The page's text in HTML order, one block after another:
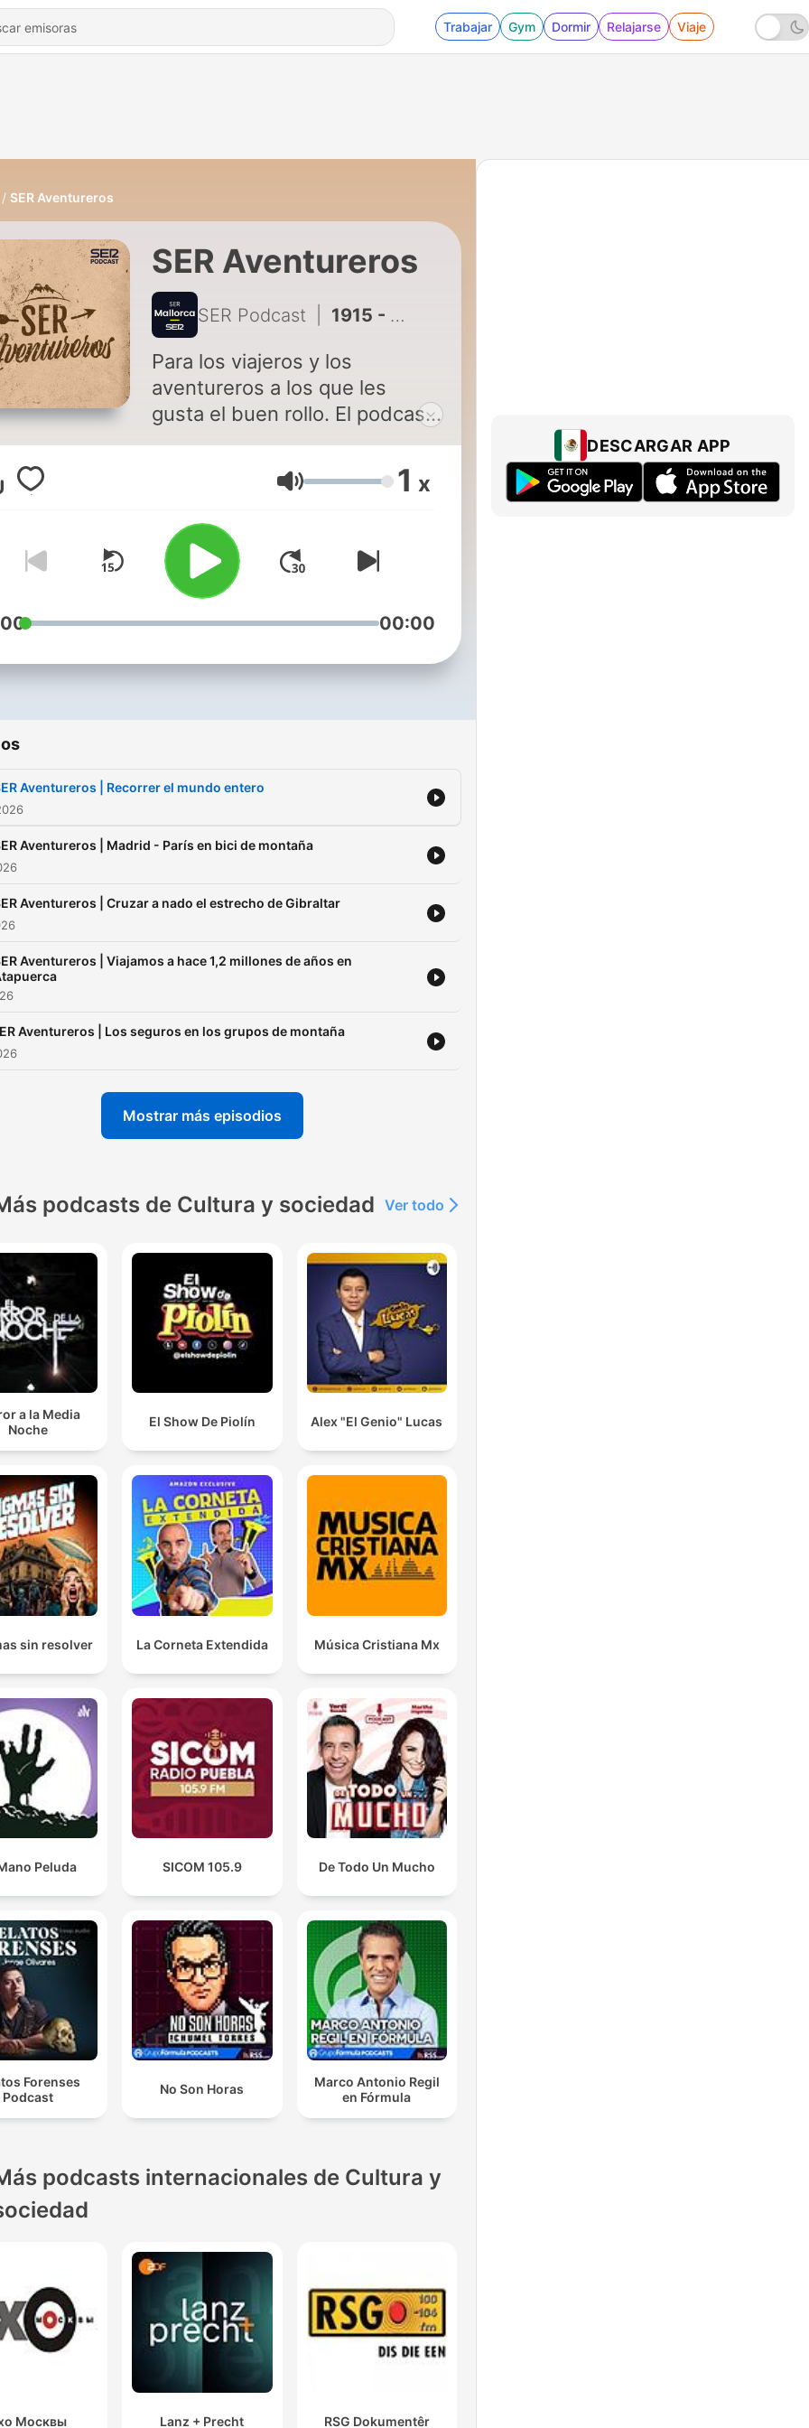
Trabajar Gym Dormir Relajarse Viaje
SER Aventureros
SER Aventureros
SER Podcast 1915 - SER Aventureros | Recorrer el mundo entero
Para los viajeros y los
aventureros a los que les
gusta el buen rollo. El podcast
de Ponseti te aporta
información útil, se hace eco
de las últimas noticias
relacionadas con la aventura y
te cuenta las experiencias más
apasionantes que han vivido
sus colaboradores, gente que
viaja más que Willy Fog: Ángel
Chema Rodríguez o Carlos
sábados a las 06:00 y a
Volumen 1 x
00:00
Aventureros | Recorrer el mundo entero
Aventureros | Madrid - París en bici de montaña
Aventureros | Cruzar a nado el estrecho de Gibraltar
Aventureros | Viajamos a hace 1,2 millones de años en
Aventureros | Los seguros en los grupos de montaña
Mostrar más episodios
podcasts de Cultura y sociedad Ver todo
a la Media
Noche
El Show De Piolín Alex "El Genio" Lucas
sin resolver La Corneta Extendida Música Cristiana Mx
Peluda SICOM 105.9 De Todo Un Mucho
Forenses
Podcast
No Son Horas
Marco Antonio Regil
en Fórmula
podcasts internacionales de Cultura y
Москвы Lanz + Precht RSG Dokumentêr
DESCARGAR APP